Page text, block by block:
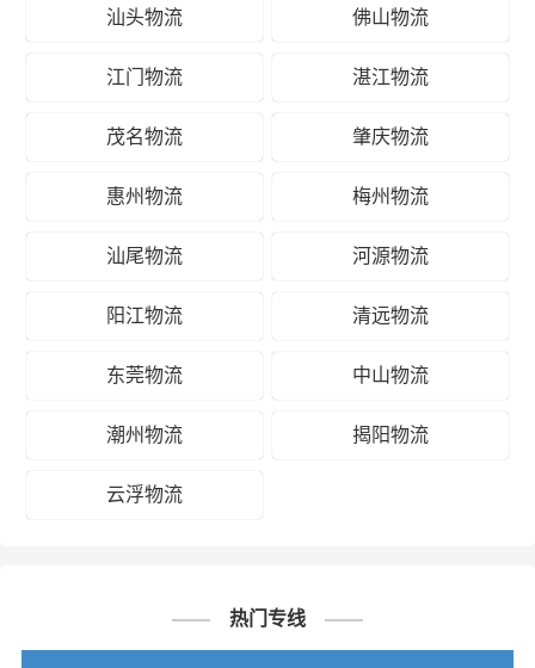
汕头物流 佛山物流
江门物流 湛江物流
茂名物流 肇庆物流
惠州物流 梅州物流
汕尾物流 河源物流
阳江物流 清远物流
东莞物流 中山物流
潮州物流 揭阳物流
云浮物流
热门专线